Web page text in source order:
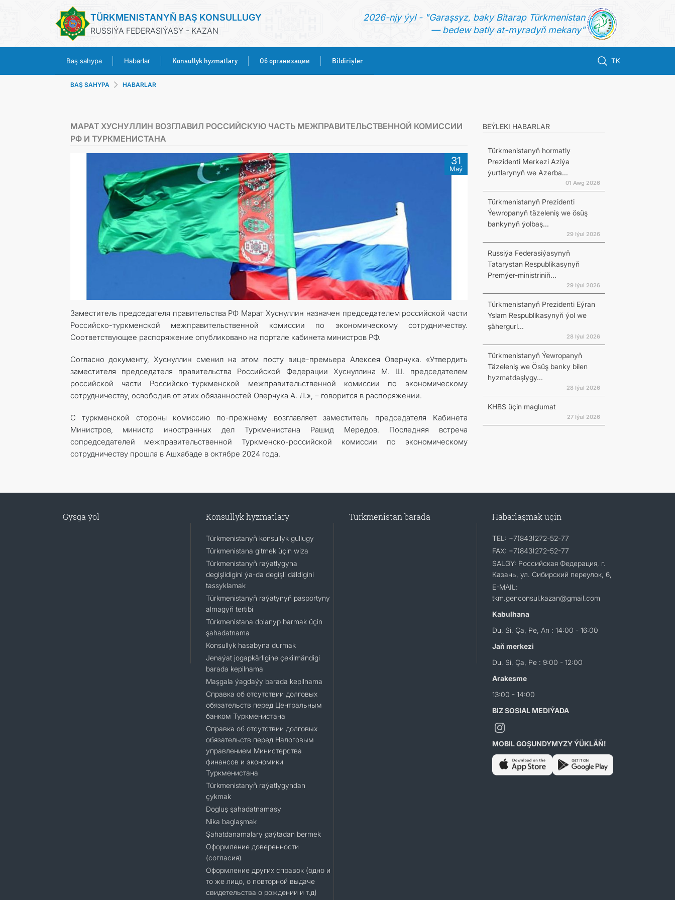
TÜRKMENISTANYŇ BAŞ KONSULLUGY
RUSSIÝA FEDERASIÝASY - KAZAN
2026-njy ýyl - "Garaşsyz, baky Bitarap Türkmenistan
— bedew batly at-myradyň mekany"
Baş sahypa Habarlar Konsullyk hyzmatlary Об организации Bildirişler TK
BAŞ SAHYPA HABARLAR
МАРАТ ХУСНУЛЛИН ВОЗГЛАВИЛ РОССИЙСКУЮ ЧАСТЬ МЕЖПРАВИТЕЛЬСТВЕННОЙ КОМИССИИ
РФ И ТУРКМЕНИСТАНА
31
Maý
Заместитель председателя правительства РФ Марат Хуснуллин назначен председателем российской части
Российско-туркменской межправительственной комиссии по экономическому сотрудничеству.
Соответствующее распоряжение опубликовано на портале кабинета министров РФ.
Согласно документу, Хуснуллин сменил на этом посту вице-премьера Алексея Оверчука. «Утвердить
заместителя председателя правительства Российской Федерации Хуснуллина М. Ш. председателем
российской части Российско-туркменской межправительственной комиссии по экономическому
сотрудничеству, освободив от этих обязанностей Оверчука А. Л.», – говорится в распоряжении.
С туркменской стороны комиссию по-прежнему возглавляет заместитель председателя Кабинета
Министров, министр иностранных дел Туркменистана Рашид Мередов. Последняя встреча
сопредседателей межправительственной Туркменско-российской комиссии по экономическому
сотрудничеству прошла в Ашхабаде в октябре 2024 года.
BEÝLEKI HABARLAR
Türkmenistanyň hormatly
Prezidenti Merkezi Aziýa
ýurtlarynyň we Azerba...
01 Awg 2026
Türkmenistanyň Prezidenti
Ýewropanyň täzeleniş we ösüş
bankynyň ýolbaş...
29 Iýul 2026
Russiýa Federasiýasynyň
Tatarystan Respublikasynyň
Premýer-ministriniň...
29 Iýul 2026
Türkmenistanyň Prezidenti Eýran
Yslam Respublikasynyň ýol we
şähergurl...
28 Iýul 2026
Türkmenistanyň Ýewropanyň
Täzeleniş we Ösüş banky bilen
hyzmatdaşlygy...
28 Iýul 2026
KHBS üçin maglumat
27 Iýul 2026
Gysga ýol Konsullyk hyzmatlary
Türkmenistanyň konsullyk gullugy
Türkmenistana gitmek üçin wiza
Türkmenistanyň raýatlygyna
degişlidigini ýa-da degişli däldigini
tassyklamak
Türkmenistanyň raýatynyň pasportyny
almagyň tertibi
Türkmenistana dolanyp barmak üçin
şahadatnama
Konsullyk hasabyna durmak
Jenaýat jogapkärligine çekilmändigi
barada kepilnama
Maşgala ýagdaýy barada kepilnama
Cправка об отсутствии долговых
обязательств перед Центральным
банком Туркменистана
Справка об отсутствии долговых
обязательств перед Налоговым
управлением Министерства
финансов и экономики
Туркменистана
Türkmenistanyň raýatlygyndan
çykmak
Dogluş şahadatnamasy
Nika baglaşmak
Şahatdanamalary gaýtadan bermek
Оформление доверенности
(согласия)
Оформление других справок (одно и
то же лицо, о повторной выдаче
свидетельства о рождении и т.д)
Türkmenistan barada Habarlaşmak üçin
TEL: +7(843)272-52-77
FAX: +7(843)272-52-77
SALGY: Российская Федерация, г.
Казань, ул. Сибирский переулок, 6,
E-MAIL:
tkm.genconsul.kazan@gmail.com
Kabulhana
Du, Si, Ça, Pe, An : 14:00 - 16:00
Jaň merkezi
Du, Si, Ça, Pe : 9:00 - 12:00
Arakesme
13:00 - 14:00
BIZ SOSIAL MEDIÝADA
MOBIL GOŞUNDYMYZY ÝÜKLÄŇ!